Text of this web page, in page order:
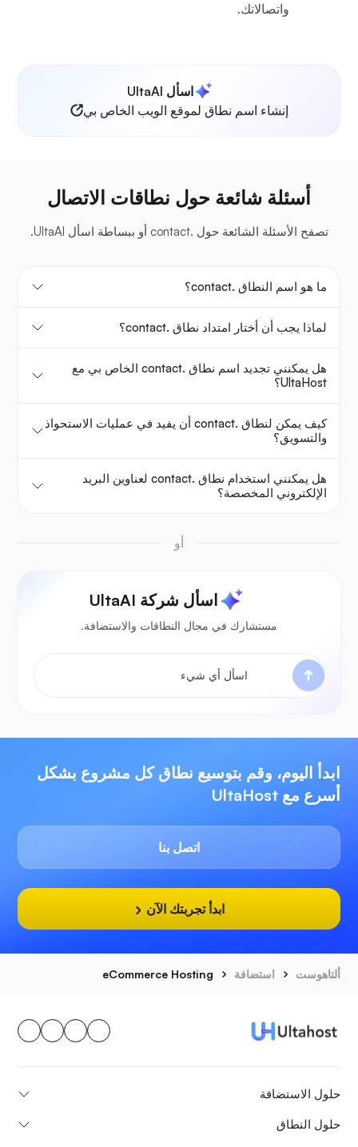
واتصالاتك.
اسأل UltaAI
إنشاء اسم نطاق لموقع الويب الخاص بي
أسئلة شائعة حول نطاقات الاتصال
تصفح الأسئلة الشائعة حول .contact أو ببساطة اسأل UltaAI.
ما هو اسم النطاق .contact؟
لماذا يجب أن أختار امتداد نطاق .contact؟
هل يمكنني تجديد اسم نطاق .contact الخاص بي مع
UltaHost؟
كيف يمكن لنطاق .contact أن يفيد في عمليات الاستحواذ
والتسويق؟
هل يمكنني استخدام نطاق .contact لعناوين البريد
الإلكتروني المخصصة؟
أو
اسأل شركة UltaAI
مستشارك في مجال النطاقات والاستضافة.
ابدأ اليوم، وقم بتوسيع نطاق كل مشروع بشكل
أسرع مع UltaHost
اتصل بنا
ابدأ تجربتك الآن
ألتاهوست استضافة eCommerce Hosting
حلول الاستضافة
حلول النطاق